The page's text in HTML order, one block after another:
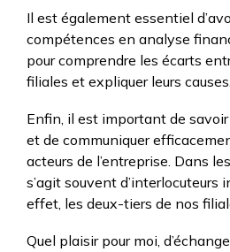
Il est également essentiel
compétences en analyse
pour comprendre les écarts
filiales et expliquer leurs causes.
Enfin, il est important de
et de communiquer
acteurs de l’entreprise. Dans
s’agit souvent d’interlocuteurs
effet, les deux-tiers de nos
Quel plaisir pour moi,